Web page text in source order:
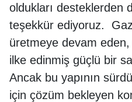
oldukları desteklerden
teşekkür ediyoruz.
üretmeye devam eden,
ilke edinmiş güçlü bir
Ancak bu yapının
için çözüm bekleyen